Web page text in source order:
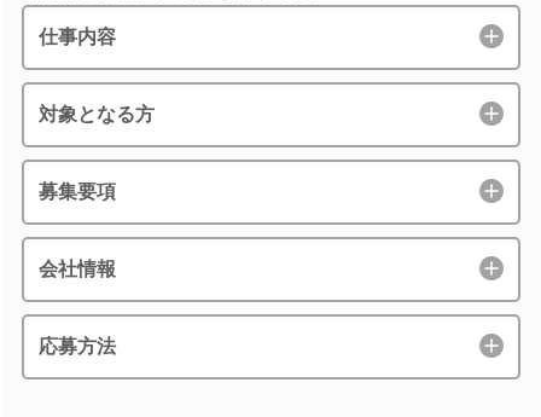
仕事内容
対象となる方
募集要項
会社情報
応募方法